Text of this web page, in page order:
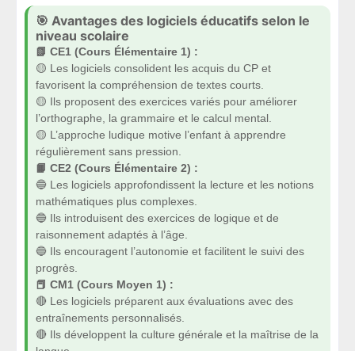
🎯 Avantages des logiciels éducatifs selon le
niveau scolaire
📗 CE1 (Cours Élémentaire 1) :
🟡 Les logiciels consolident les acquis du CP et
favorisent la compréhension de textes courts.
🟡 Ils proposent des exercices variés pour améliorer
l’orthographe, la grammaire et le calcul mental.
🟡 L’approche ludique motive l’enfant à apprendre
régulièrement sans pression.
📙 CE2 (Cours Élémentaire 2) :
🔵 Les logiciels approfondissent la lecture et les notions
mathématiques plus complexes.
🔵 Ils introduisent des exercices de logique et de
raisonnement adaptés à l’âge.
🔵 Ils encouragent l’autonomie et facilitent le suivi des
progrès.
📕 CM1 (Cours Moyen 1) :
🔴 Les logiciels préparent aux évaluations avec des
entraînements personnalisés.
🔴 Ils développent la culture générale et la maîtrise de la